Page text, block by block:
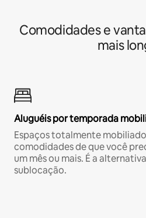
Comodidades e
mais
Aluguéis por temporada
Espaços totalmente
comodidades de que você
um mês ou mais. É a
sublocação.